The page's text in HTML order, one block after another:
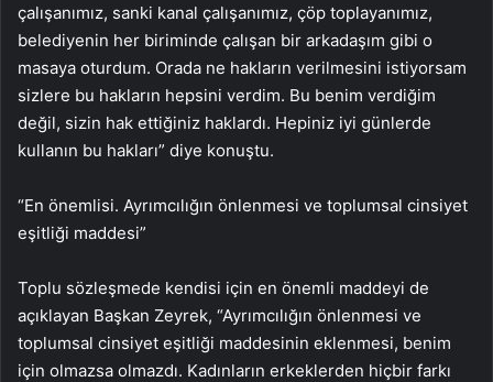
çalışanımız, sanki kanal çalışanımız, çöp toplayanımız,
belediyenin her biriminde çalışan bir arkadaşım gibi o
masaya oturdum. Orada ne hakların verilmesini istiyorsam
sizlere bu hakların hepsini verdim. Bu benim verdiğim
değil, sizin hak ettiğiniz haklardı. Hepiniz iyi günlerde
kullanın bu hakları” diye konuştu.
“En önemlisi. Ayrımcılığın önlenmesi ve toplumsal cinsiyet
eşitliği maddesi”
Toplu sözleşmede kendisi için en önemli maddeyi de
açıklayan Başkan Zeyrek, “Ayrımcılığın önlenmesi ve
toplumsal cinsiyet eşitliği maddesinin eklenmesi, benim
için olmazsa olmazdı. Kadınların erkeklerden hiçbir farkı